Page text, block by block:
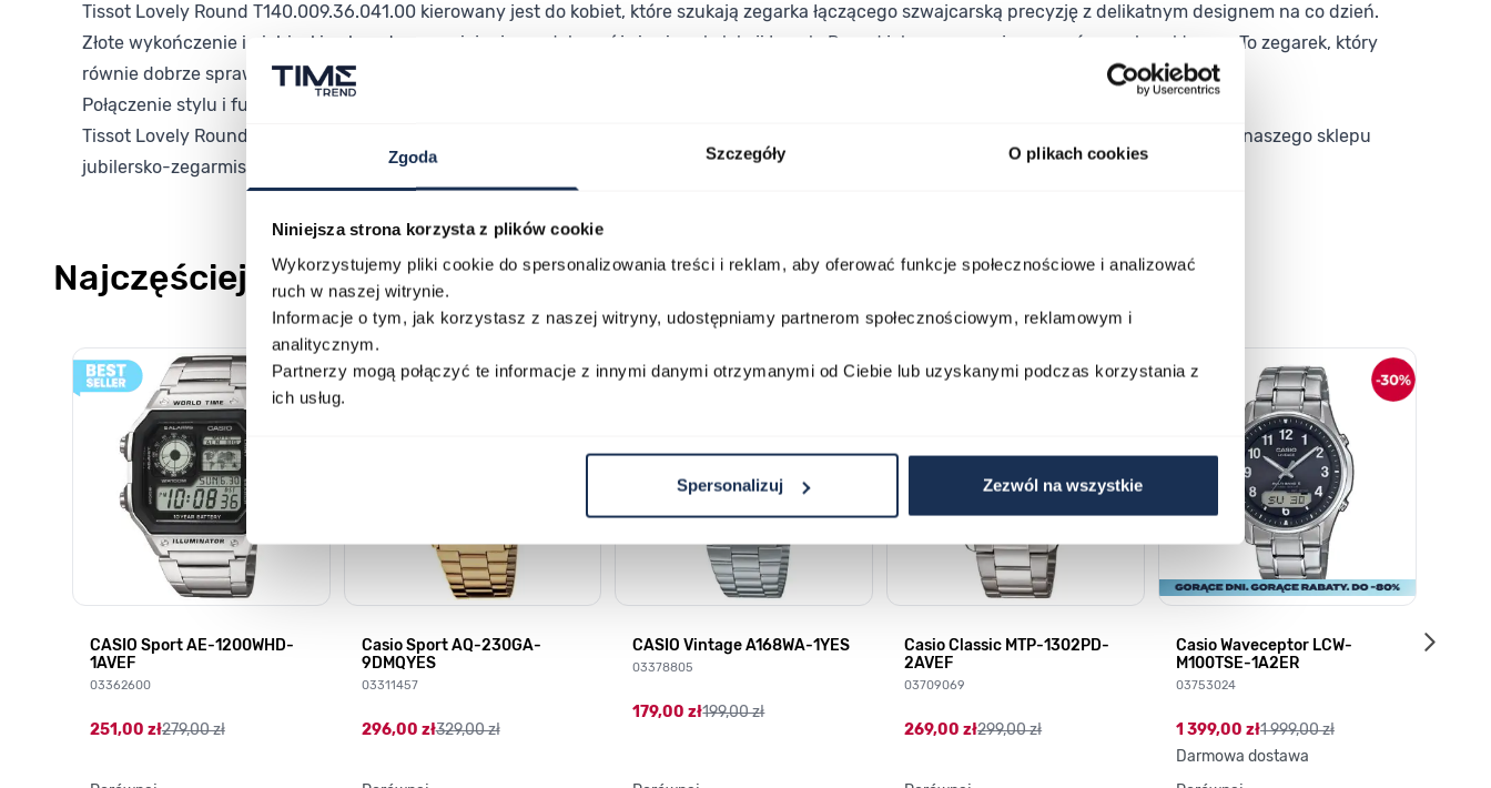
Zgoda Szczegóły O plikach cookies
Niniejsza strona korzysta z plików cookie
Wykorzystujemy pliki cookie do spersonalizowania treści i reklam, aby oferować funkcje społecznościowe i analizować
ruch w naszej witrynie.
Informacje o tym, jak korzystasz z naszej witryny, udostępniamy partnerom społecznościowym, reklamowym i
analitycznym.
Partnerzy mogą połączyć te informacje z innymi danymi otrzymanymi od Ciebie lub uzyskanymi podczas korzystania z
ich usług.
Spersonalizuj Zezwól na wszystkie
Tissot Lovely Round T140.009.36.041.00 kierowany jest do kobiet, które szukają zegarka łączącego szwajcarską precyzję z delikatnym designem na co dzień.
Złote wykończenie i niebieskie akcenty sprawiają, że model wyróżnia się w kolekcji Lovely Round jako propozycja z wyraźnym charakterem. To zegarek, który
równie dobrze sprawdzi się w biurze, jak i podczas wieczornego wyjścia.
Połączenie stylu i funkcjonalności
Tissot Lovely Round T140.009.36.041.00 to przykład dostępnej jakości z prawdziwym szwajcarskim rodowodem – model dostępny w ofercie naszego sklepu
jubilersko-zegarmistrzowskiego. Zapraszamy do zapoznania się z pełną kolekcją Tissot i wyboru zegarka dopasowanego do Twoich potrzeb.
Najczęściej kupowane
Poruszanie się po elementach karuzeli jest możliwe za pomocą klawisza tabulacji. Możesz pominąć karuzelę lub przejść bezpośrednio do nawigacji karuzeli za pomocą linka pomijającego.
Naciśnij, aby pominąć karuzelę
Naciśnij, aby przejść do nawigacji karuzeli
CASIO Sport AE-1200WHD-
1AVEF
03362600
251,00 zł279,00 zł
Casio Sport AQ-230GA-
9DMQYES
03311457
296,00 zł329,00 zł
CASIO Vintage A168WA-1YES
03378805
179,00 zł199,00 zł
Casio Classic MTP-1302PD-
2AVEF
03709069
269,00 zł299,00 zł
Casio Waveceptor LCW-
M100TSE-1A2ER
03753024
1 399,00 zł1 999,00 zł
Darmowa dostawa